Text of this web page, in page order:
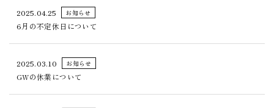
2025.04.25 お知らせ
6月の不定休日について
2025.03.10 お知らせ
GWの休業について